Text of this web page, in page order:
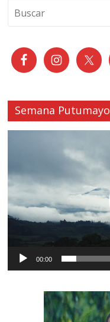
Semana Putumayo
00:00